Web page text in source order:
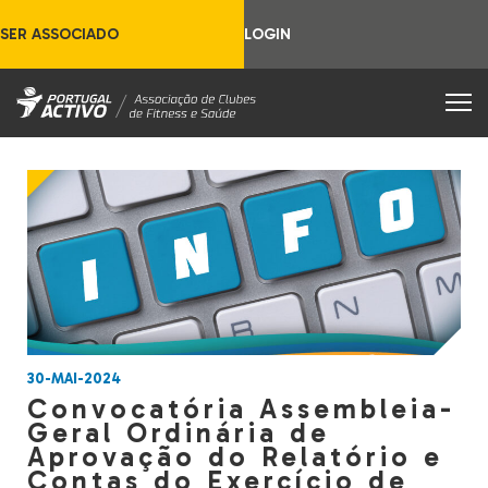
SER ASSOCIADO LOGIN
30-MAI-2024
Convocatória Assembleia-
Geral Ordinária de
Aprovação do Relatório e
Contas do Exercício de